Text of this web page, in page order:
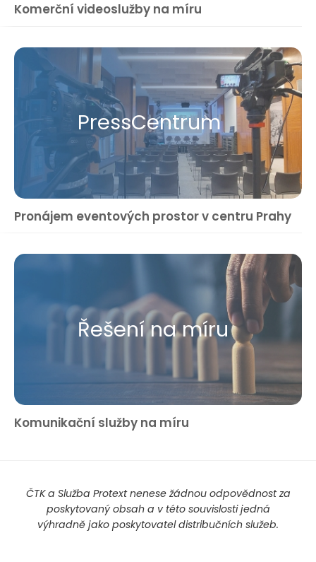
Komerční videoslužby na míru
Press​Centrum
Pronájem eventových prostor v centru Prahy
Řešení na míru
Komunikační služby na míru
ČTK a Služba Protext nenese žádnou odpovědnost za
poskytovaný obsah a v této souvislosti jedná
výhradně jako poskytovatel distribučních služeb.